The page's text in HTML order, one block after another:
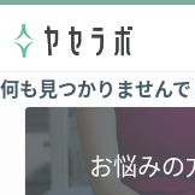
何も見つかりません
お悩みの